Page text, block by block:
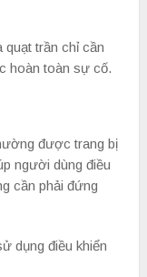
trần chỉ cần
hoàn toàn sự cố.
được trang bị
người dùng điều
cần phải đứng
dụng điều khiển